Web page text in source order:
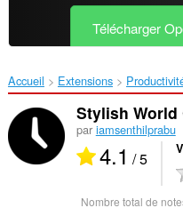
Télécharger
Accueil Extensions
Stylish World
par iamsenthilprabu
4.1 / 5
Nombre total de